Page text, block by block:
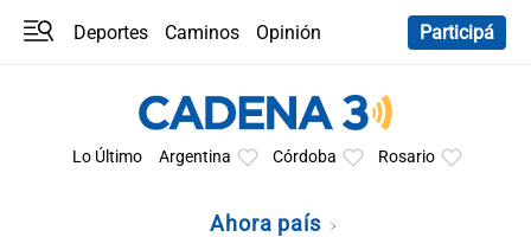
Deportes Caminos
Opinión
Participá
Lo Último Argentina Córdoba Rosario
Ahora país